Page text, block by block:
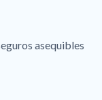
asequibles